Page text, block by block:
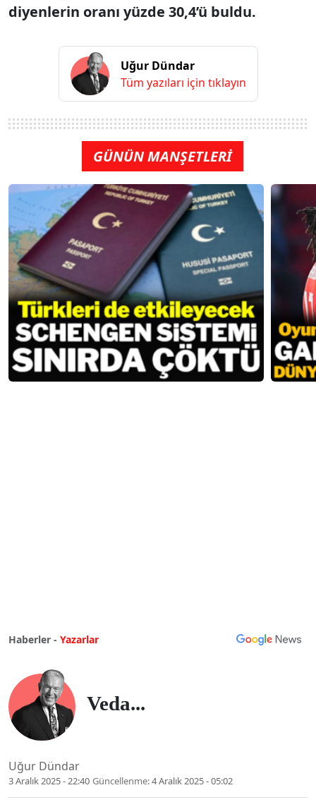
diyenlerin oranı yüzde 30,4’ü buldu.
Uğur Dündar
Tüm yazıları için tıklayın
GÜNÜN MANŞETLERİ
Haberler - Yazarlar
Veda...
Uğur Dündar
3 Aralık 2025 - 22:40 Güncellenme:4 Aralık 2025 - 05:02